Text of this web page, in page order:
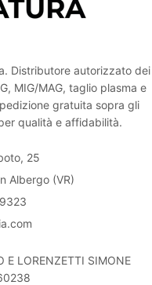
Distributore autorizzato dei
MIG/MAG, taglio plasma e
gratuita sopra gli
qualità e affidabilità.
25
Albergo (VR)
E LORENZETTI SIMONE